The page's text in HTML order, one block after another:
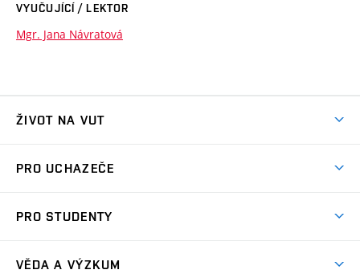
VYUČUJÍCÍ / LEKTOR
Mgr. Jana Návratová
ŽIVOT NA VUT
Koleje
Sport na VUT
PRO UCHAZEČE
Dny otevřených dveří
PRO STUDENTY
VĚDA A VÝZKUM